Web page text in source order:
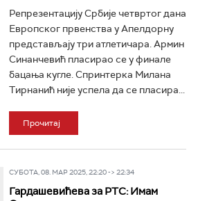
Репрезентацију Србије четвртог дана
Европског првенства у Апелдорну
представљају три атлетичара. Армин
Синанчевић пласирао се у финале
бацања кугле. Спринтерка Милана
Тирнанић није успела да се пласира...
Прочитај
СУБОТА, 08. МАР 2025, 22:20 -> 22:34
Гардашевићева за РТС: Имам